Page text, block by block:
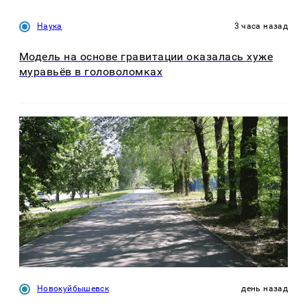
Наука 3 часа назад
Модель на основе гравитации оказалась хуже
муравьёв в головоломках
Новокуйбышевск день назад